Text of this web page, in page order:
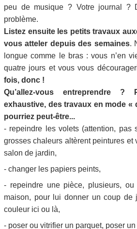
peu de musique ? Votre journal ?
problème.
Listez ensuite les petits travaux
vous atteler depuis des semaines.
longue comme le bras : vous n’en
quatre jours et vous vous
fois, donc !
Qu’allez-vous entreprendre ?
exhaustive, des travaux en mode «
pourriez peut-être...
- repeindre les volets (attention, pas
grosses chaleurs altèrent peintures et
salon de jardin,
- changer les papiers peints,
- repeindre une pièce, plusieurs,
maison, pour lui donner un coup de
couleur ici ou là,
- poser ou vitrifier un parquet, poser un